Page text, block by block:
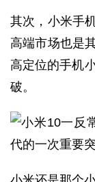
其次，小米手
高端市场也是
高定位的手机
破。